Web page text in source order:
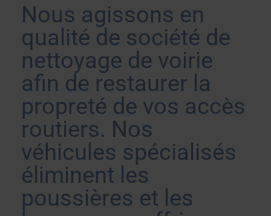
Nous agissons en
qualité de société de
nettoyage de voirie
afin de restaurer la
propreté de vos accès
routiers. Nos
véhicules spécialisés
éliminent les
poussières et les